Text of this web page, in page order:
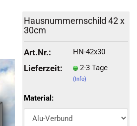
vergessen?
Schnelle Anmeldung mit
Hausnummernschild 42 x
30cm
Art.Nr.: HN-42x30
Lieferzeit: 2-3 Tage
(Info)
Material: